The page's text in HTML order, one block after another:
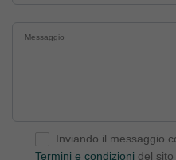
Inviando il messaggio
Termini e condizioni del sito